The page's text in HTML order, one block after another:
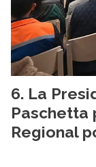
La
Paschetta
Regional